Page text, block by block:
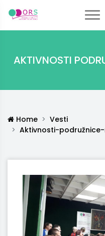
AKTIVNOSTI
Home
Vesti
Aktivnosti-podružnice-